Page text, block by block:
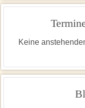
Keine